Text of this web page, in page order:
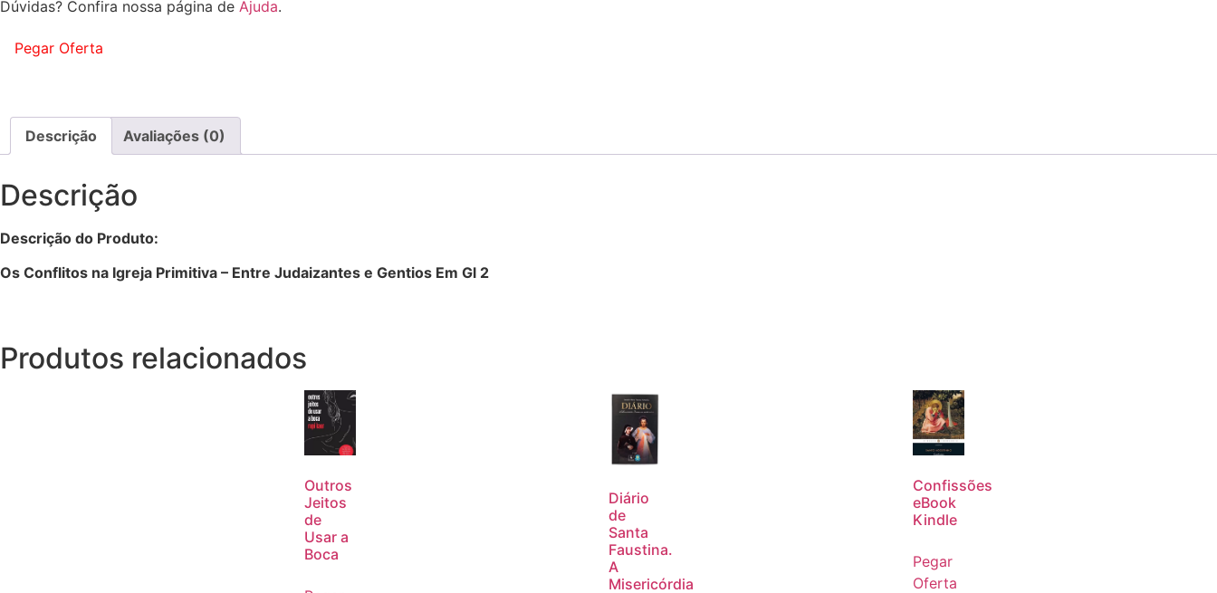
Dúvidas? Confira nossa página de Ajuda.
Pegar Oferta
Descrição Avaliações (0)
Descrição
Descrição do Produto:
Os Conflitos na Igreja Primitiva – Entre Judaizantes e Gentios Em Gl 2
Produtos relacionados
Outros
Jeitos
de
Usar a
Boca
Diário
de
Santa
Faustina.
A
Misericórdia
Confissões
eBook
Kindle
Pegar
Oferta